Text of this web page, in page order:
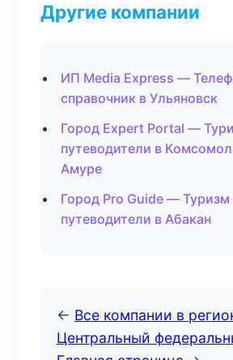
Другие компании
ИП Media Express —
справочник в Ульяновск
Город Expert Portal —
путеводители в
Амуре
Город Pro Guide — Туризм
путеводители в Абакан
← Все компании в
Центральный